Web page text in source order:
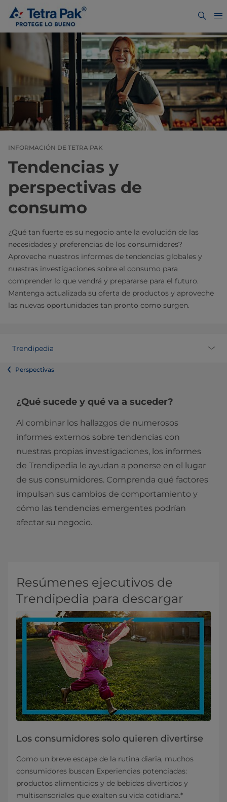
INFORMACIÓN DE TETRA PAK
Tendencias y
perspectivas de
consumo
¿Qué tan fuerte es su negocio ante la evolución de las
necesidades y preferencias de los consumidores?
Aproveche nuestros informes de tendencias globales y
nuestras investigaciones sobre el consumo para
comprender lo que vendrá y prepararse para el futuro.
Mantenga actualizada su oferta de productos y aproveche
las nuevas oportunidades tan pronto como surgen.
Trendipedia
Perspectivas
¿Qué sucede y qué va a suceder?
Al combinar los hallazgos de numerosos
informes externos sobre tendencias con
nuestras propias investigaciones, los informes
de Trendipedia le ayudan a ponerse en el lugar
de sus consumidores. Comprenda qué factores
impulsan sus cambios de comportamiento y
cómo las tendencias emergentes podrían
afectar su negocio.
Resúmenes ejecutivos de
Trendipedia para descargar
Los consumidores solo quieren divertirse
Como un breve escape de la rutina diaria, muchos
consumidores buscan Experiencias potenciadas:
productos alimenticios y de bebidas divertidos y
multisensoriales que exalten su vida cotidiana.*